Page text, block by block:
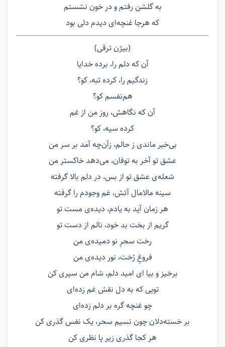
به گلشن رفتم و در خون نشستم
که هرجا غنچه‌ای دیدم دلی بود
(بیژن ترقی)
آن که دلم را، برده خدایا
زندگیم را، کرده تبه، کو؟
هم‌نفسم کو؟
آن که نگاهش، روز من از غم
کرده سیه، کو؟
بی‌خبر ماندی ز حالم، زآن‌چه آمد بر سر من
عشق تو آخر به توفان، می‌دهد خاکستر من
شعله‌ی عشق تو از بس، در دلم بالا گرفته
سینه مالامال آتش، غم وجودم را گرفته
هر زمان آید به یادم، دیده‌ی مست تو
گریم از بخت بد خود، نالم از دست تو
رخت سحرِ نو دمیده‌ی من
فروغِ رُخت، نور دیده‌ی من
برخیز و بیا ای امید دلم، شام من سپری کن
تویی که به دل نقش غم زده‌ای
چو غنچه گره بر دلم زده‌ای
بر خسته‌دلان چون نسیم سحر، یک نفس گذری کن
هر کجا گذری زیر پا نظری کن